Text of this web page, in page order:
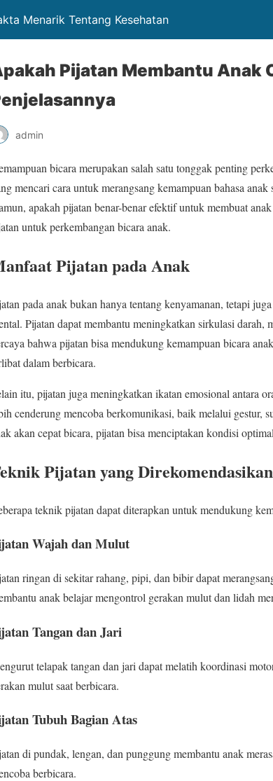
Menarik Tentang Kesehatan
Pijatan Membantu Anak
admin
bicara merupakan salah satu tonggak penting
mencari cara untuk merangsang kemampuan bahasa
apakah pijatan benar-benar efektif untuk membuat
untuk perkembangan bicara anak.
Pijatan pada Anak
pada anak bukan hanya tentang kenyamanan, tetapi
Pijatan dapat membantu meningkatkan sirkulasi darah,
bahwa pijatan bisa mendukung kemampuan bicara
dalam berbicara.
itu, pijatan juga meningkatkan ikatan emosional antara
cenderung mencoba berkomunikasi, baik melalui gestur,
akan cepat bicara, pijatan bisa menciptakan kondisi
Pijatan yang Direkomendasikan
teknik pijatan dapat diterapkan untuk mendukung
Wajah dan Mulut
ringan di sekitar rahang, pipi, dan bibir dapat
anak belajar mengontrol gerakan mulut dan lidah
Tangan dan Jari
telapak tangan dan jari dapat melatih koordinasi
mulut saat berbicara.
Tubuh Bagian Atas
di pundak, lengan, dan punggung membantu anak
berbicara.